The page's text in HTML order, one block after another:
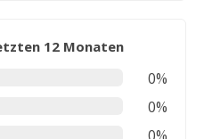
12 Monaten
0%
0%